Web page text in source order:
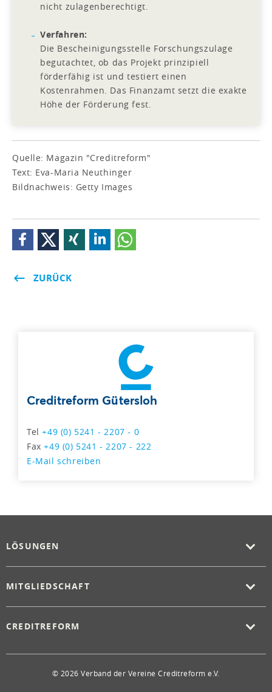
nicht zulagenberechtigt.
Verfahren:
Die Bescheinigungsstelle Forschungszulage
begutachtet, ob das Projekt prinzipiell
förderfähig ist und testiert einen
Kostenrahmen. Das Finanzamt setzt die exakte
Höhe der Förderung fest.
Quelle: Magazin "Creditreform"
Text: Eva-Maria Neuthinger
Bildnachweis: Getty Images
ZURÜCK
Creditreform Gütersloh
Tel+49 (0) 5241 - 2207 - 0
Fax+49 (0) 5241 - 2207 - 222
E-Mail schreiben
LÖSUNGEN
MITGLIEDSCHAFT
CREDITREFORM
© 2026 Verband der Vereine Creditreform e.V.